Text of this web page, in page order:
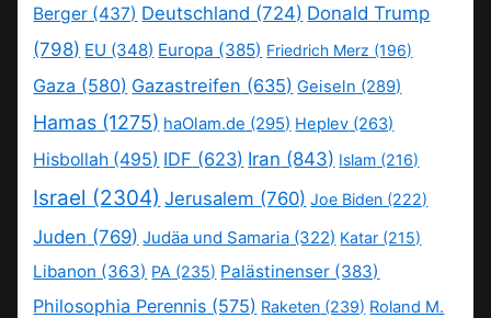
Berger (437) Deutschland (724) Donald Trump
(798) EU (348) Europa (385) Friedrich Merz (196)
Gaza (580) Gazastreifen (635) Geiseln (289)
Hamas (1275) haOlam.de (295) Heplev (263)
Hisbollah (495) IDF (623) Iran (843) Islam (216)
Israel (2304) Jerusalem (760) Joe Biden (222)
Juden (769) Judäa und Samaria (322) Katar (215)
Libanon (363) PA (235) Palästinenser (383)
Philosophia Perennis (575) Raketen (239) Roland M.